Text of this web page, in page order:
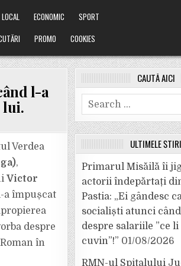
LOCAL ECONOMIC
SPORT
PROMO COOKIES
l-a
lui.
Verdea
,
Victor
a împușcat
despre
în
CAUTĂ AICI
Search
for:
ULTIMELE ȘTIRI
Primarul Misăilă îi
actorii îndepărtați
Pastia: „Ei gândesc
socialiști atunci
despre salariile ”ce li
cuvin”!” 01/08/2026
RMN-ul Spitalului